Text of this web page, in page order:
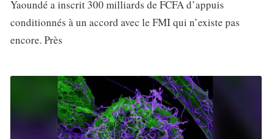
Yaoundé a inscrit 300 milliards de FCFA d’appuis
conditionnés à un accord avec le FMI qui n’existe pas
encore. Près